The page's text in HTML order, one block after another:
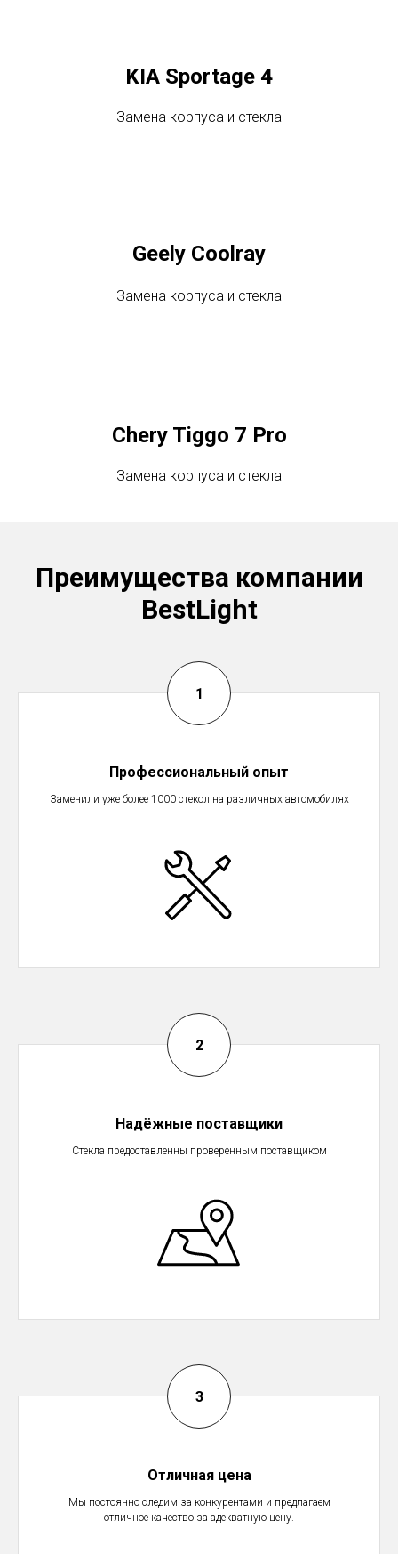
KIA Sportage 4
Замена корпуса и стекла
Geely Coolray
Замена корпуса и стекла
Chery Tiggo 7 Pro
Замена корпуса и стекла
Преимущества компании
BestLight
Профессиональный опыт
Заменили уже более 1000 стекол на различных автомобилях
Надёжные поставщики
Стекла предоставленны проверенным поставщиком
Отличная цена
Мы постоянно следим за конкурентами и предлагаем
отличное качество за адекватную цену.